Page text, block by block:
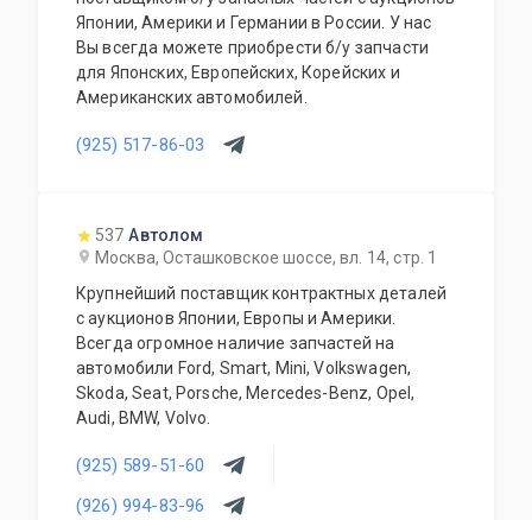
Японии, Америки и Германии в России. У нас
Вы всегда можете приобрести б/у запчасти
для Японских, Европейских, Корейских и
Американских автомобилей.
(925) 517-86-03
537 Автолом
Москва, Осташковское шоссе, вл. 14, стр. 1
Крупнейший поставщик контрактных деталей
с аукционов Японии, Европы и Америки.
Всегда огромное наличие запчастей на
автомобили Ford, Smart, Mini, Volkswagen,
Skoda, Seat, Porsche, Mercedes-Benz, Opel,
Audi, BMW, Volvo.
(925) 589-51-60
(926) 994-83-96